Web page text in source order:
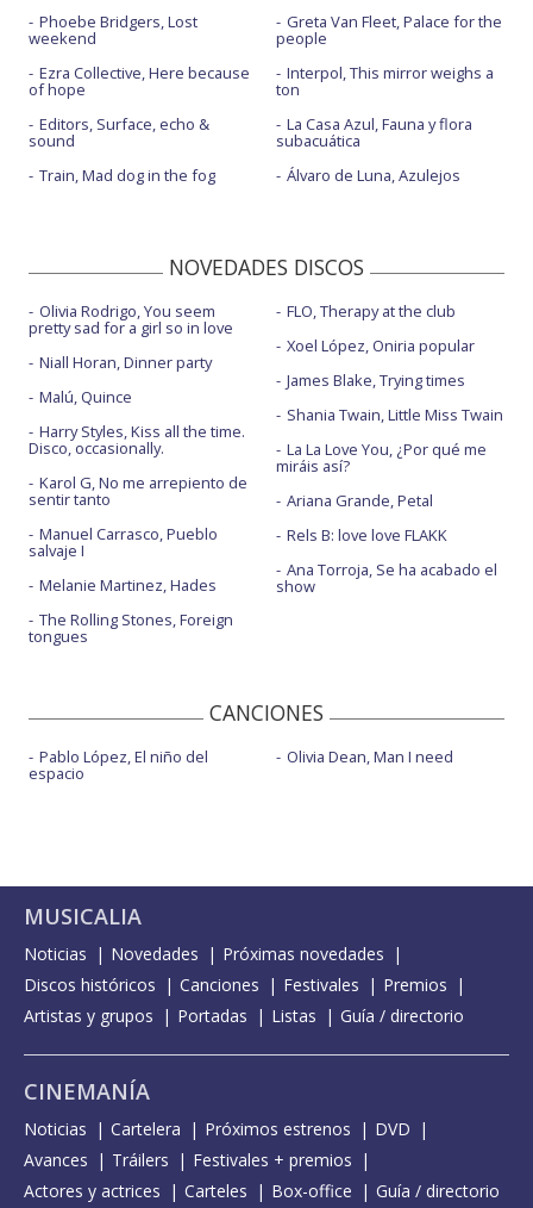
Phoebe Bridgers, Lost
weekend
Ezra Collective, Here because
of hope
Editors, Surface, echo &
sound
Train, Mad dog in the fog
Greta Van Fleet, Palace for the
people
Interpol, This mirror weighs a
ton
La Casa Azul, Fauna y flora
subacuática
Álvaro de Luna, Azulejos
NOVEDADES DISCOS
Olivia Rodrigo, You seem
pretty sad for a girl so in love
Niall Horan, Dinner party
Malú, Quince
Harry Styles, Kiss all the time.
Disco, occasionally.
Karol G, No me arrepiento de
sentir tanto
Manuel Carrasco, Pueblo
salvaje I
Melanie Martinez, Hades
The Rolling Stones, Foreign
tongues
FLO, Therapy at the club
Xoel López, Oniria popular
James Blake, Trying times
Shania Twain, Little Miss Twain
La La Love You, ¿Por qué me
miráis así?
Ariana Grande, Petal
Rels B: love love FLAKK
Ana Torroja, Se ha acabado el
show
CANCIONES
Pablo López, El niño del
espacio
Olivia Dean, Man I need
MUSICALIA
Noticias Novedades
Próximas novedades
Discos históricos
Canciones Festivales
Premios
Artistas y grupos
Portadas Listas Guía / directorio
CINEMANÍA
Noticias Cartelera Próximos estrenos
DVD
Avances
Tráilers
Festivales + premios
Actores y actrices
Carteles Box-office Guía / directorio